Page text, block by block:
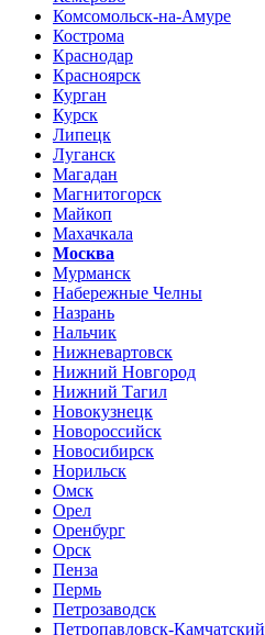
Комсомольск-на-Амуре
Кострома
Краснодар
Красноярск
Курган
Курск
Липецк
Луганск
Магадан
Магнитогорск
Майкоп
Махачкала
Москва
Мурманск
Набережные Челны
Назрань
Нальчик
Нижневартовск
Нижний Новгород
Нижний Тагил
Новокузнецк
Новороссийск
Новосибирск
Норильск
Омск
Орел
Оренбург
Орск
Пенза
Пермь
Петрозаводск
Петропавловск-Камчатский